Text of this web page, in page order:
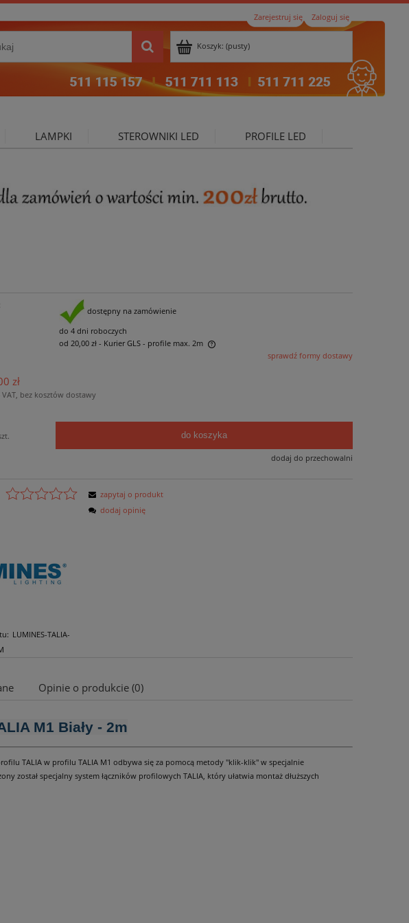
Zarejestruj się Zaloguj się
Koszyk: (pusty)
LAMPKI STEROWNIKI LED PROFILE LED
dostępny na zamówienie
do 4 dni roboczych
od 20,00 zł - Kurier GLS - profile max. 2m
sprawdź formy dostawy
zł
VAT, bez kosztów dostawy
do koszyka
dodaj do przechowalni
LUMINES-TALIA-
zapytaj o produkt
dodaj opinię
kosztów
Opinie o produkcie (0)
M1 Biały - 2m
TALIA w profilu TALIA M1 odbywa się za pomocą metody ''klik-klik'' w specjalnie
został specjalny system łączników profilowych TALIA, który ułatwia montaż dłuższych